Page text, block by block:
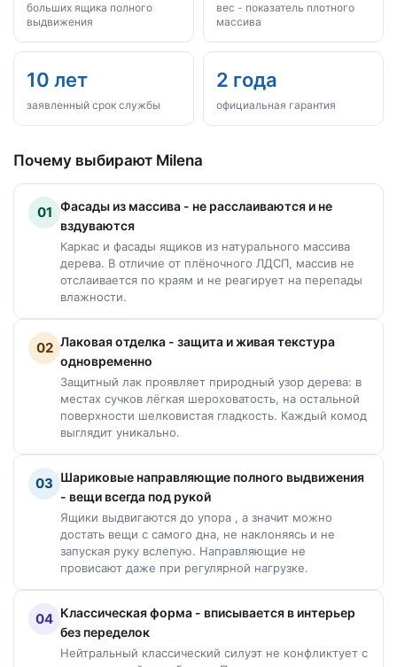
больших ящика полного
выдвижения
вес - показатель плотного
массива
10 лет
заявленный срок службы
2 года
официальная гарантия
Почему выбирают Milena
01 Фасады из массива - не расслаиваются и не
вздуваются
Каркас и фасады ящиков из натурального массива
дерева. В отличие от плёночного ЛДСП, массив не
отслаивается по краям и не реагирует на перепады
влажности.
02 Лаковая отделка - защита и живая текстура
одновременно
Защитный лак проявляет природный узор дерева: в
местах сучков лёгкая шероховатость, на остальной
поверхности шелковистая гладкость. Каждый комод
выглядит уникально.
03 Шариковые направляющие полного выдвижения
- вещи всегда под рукой
Ящики выдвигаются до упора , а значит можно
достать вещи с самого дна, не наклоняясь и не
запуская руку вслепую. Направляющие не
провисают даже при регулярной нагрузке.
04 Классическая форма - вписывается в интерьер
без переделок
Нейтральный классический силуэт не конфликтует с